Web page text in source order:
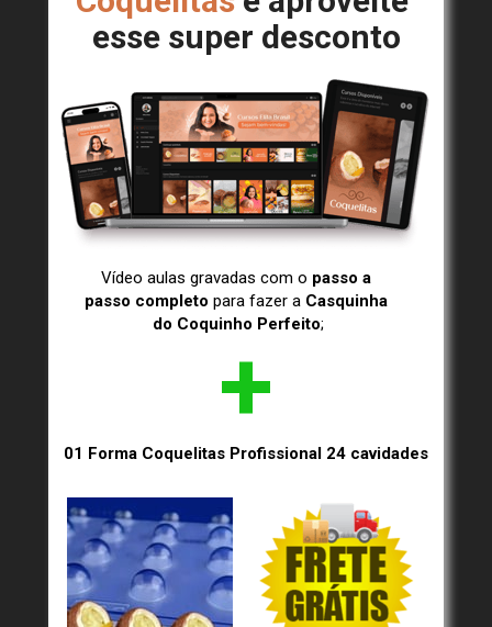
esse super desconto
Vídeo aulas gravadas com o passo a
passo completo para fazer a Casquinha
do Coquinho Perfeito;
+
01 Forma Coquelitas Profissional 24 cavidades